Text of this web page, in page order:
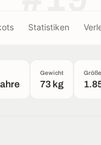
Statistiken
Gewicht
73 kg
Größe